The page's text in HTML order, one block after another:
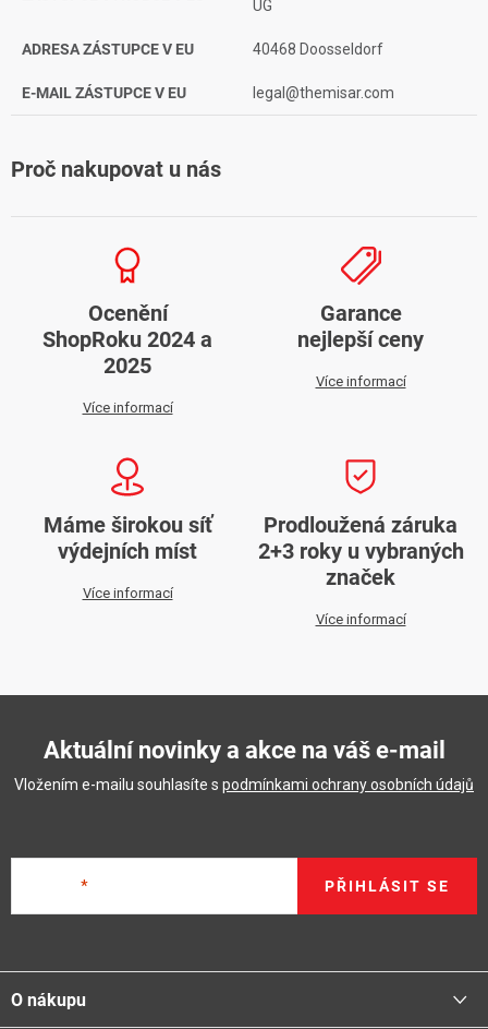
UG
ADRESA ZÁSTUPCE V EU 40468 Doosseldorf
E-MAIL ZÁSTUPCE V EU legal@themisar.com
Proč nakupovat u nás
Ocenění
ShopRoku 2024 a
2025
Více informací
Garance
nejlepší ceny
Více informací
Máme širokou síť
výdejních míst
Více informací
Prodloužená záruka
2+3 roky u vybraných
značek
Více informací
Aktuální novinky a akce na váš e-mail
Vložením e-mailu souhlasíte s podmínkami ochrany osobních údajů
PŘIHLÁSIT SE
á
pO nákupu